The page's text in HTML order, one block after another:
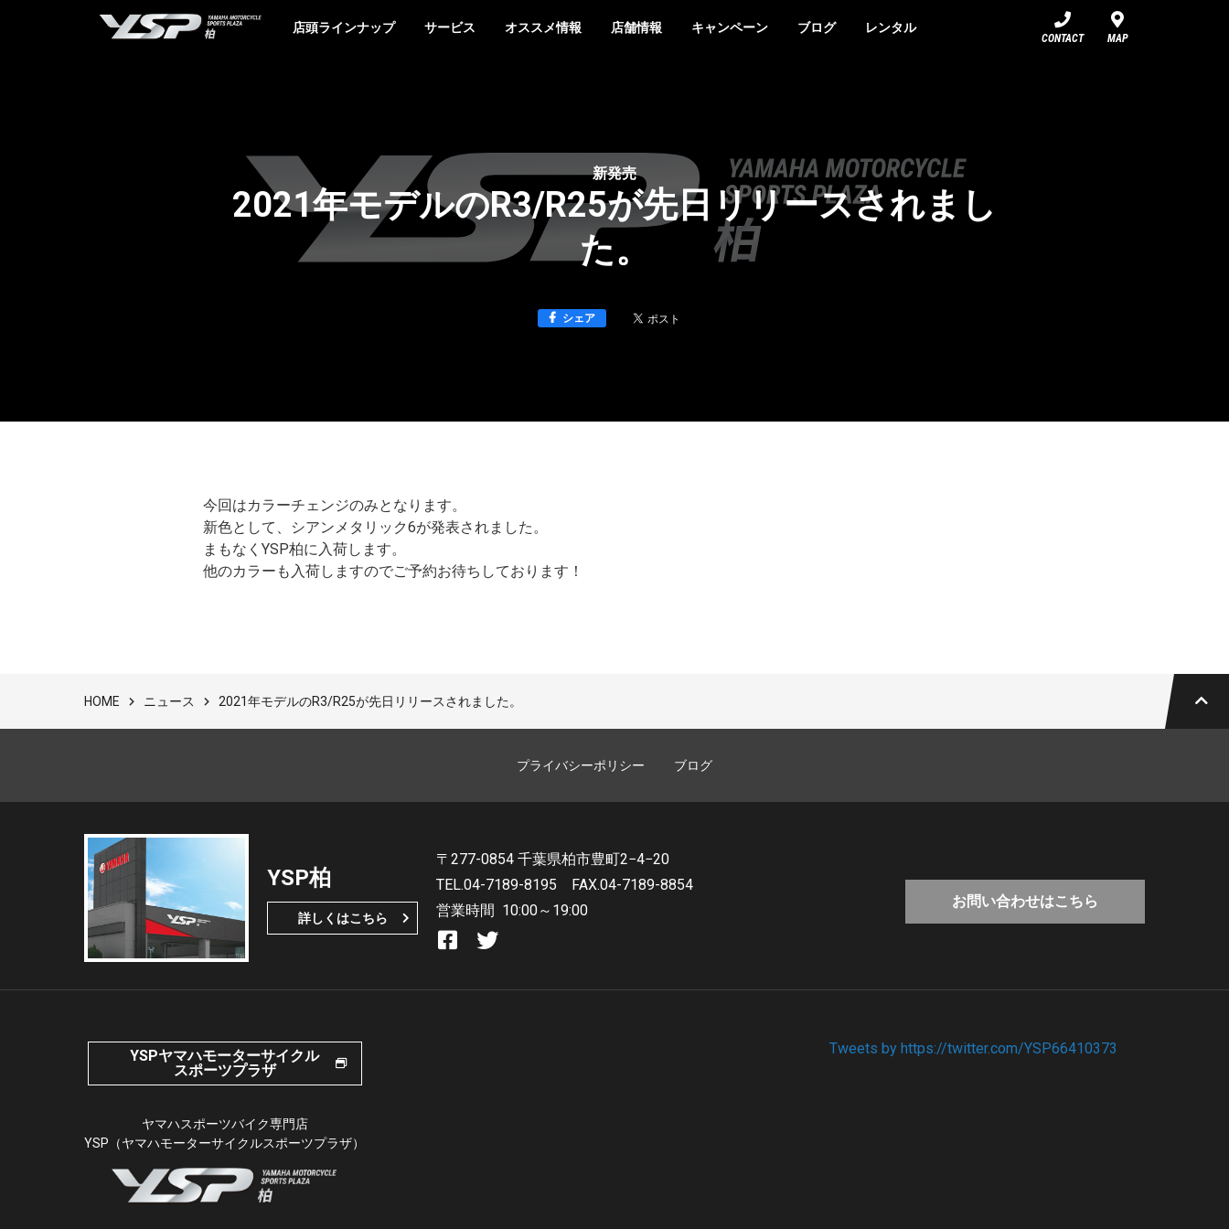
YSP柏店頭ラインナップ サービス オススメ情報 店舗情報 キャンペーン ブログ レンタル
CONTACT MAP
新発売
2021年モデルのR3/R25が先日リリースされまし
た。
シェア
今回はカラーチェンジのみとなります。
新色として、シアンメタリック6が発表されました。
まもなくYSP柏に入荷します。
他のカラーも入荷しますのでご予約お待ちしております！
HOME ニュース 2021年モデルのR3/R25が先日リリースされました。
プライバシーポリシー ブログ
YSP柏
詳しくはこちら
〒277-0854 千葉県柏市豊町2−4−20
TEL.04-7189-8195
FAX.04-7189-8854
営業時間 10:00～19:00
お問い合わせはこちら
YSPヤマハモーターサイクル
スポーツプラザ
ヤマハスポーツバイク専門店
YSP（ヤマハモーターサイクルスポーツプラザ）
Tweets by https://twitter.com/YSP66410373